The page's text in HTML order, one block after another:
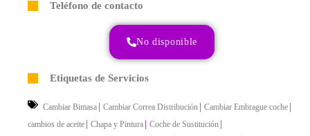
Teléfono de contacto
No disponible
Etiquetas de Servicios
Cambiar Bimasa Cambiar Correa Distribución Cambiar Embrague coche
cambios de aceite Chapa y Pintura Coche de Sustitución